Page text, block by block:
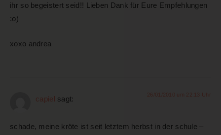
ihr so begeistert seid!! Lieben Dank für Eure Empfehlungen
:o)
xoxo andrea
capiel sagt: 26/01/2010 um 22:13 Uhr
schade, meine kröte ist seit letztem herbst in der schule –